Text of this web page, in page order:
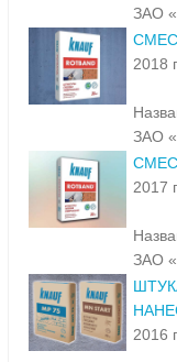
ЗАО
2018
ЗАО
2017
ЗАО
2016